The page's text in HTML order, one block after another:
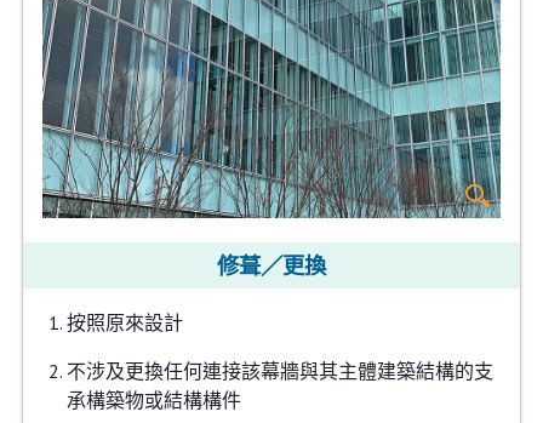
修葺／更換
按照原來設計
不涉及更換任何連接該幕牆與其主體建築結構的支
承構築物或結構構件